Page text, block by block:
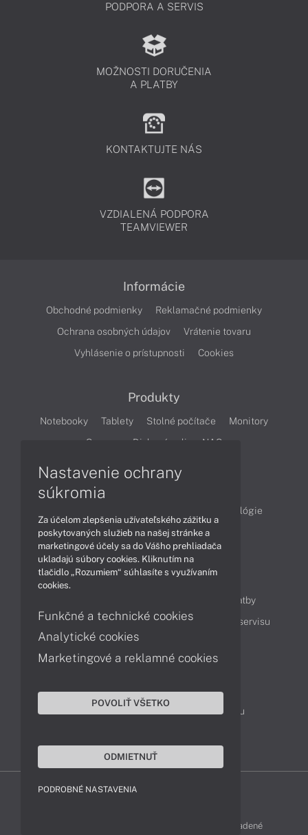
PODPORA A SERVIS
MOŽNOSTI DORUČENIA
A PLATBY
KONTAKTUJTE NÁS
VZDIALENÁ PODPORA
TEAMVIEWER
Informácie
Obchodné podmienky
Reklamačné podmienky
Ochrana osobných údajov
Vrátenie tovaru
Vyhlásenie o prístupnosti
Cookies
Produkty
Notebooky Tablety Stolné počítače
Monitory
Servery
Diskové polia a NAS
Technológie
Videá
Obsah
Možnosti doručenia a platby
Podpora a servis
Servisné služby Cenník servisu
Kontakty
043 4224 771
Obchodné oddelenie
Reklamácia tovaru
FUJITSU-SHOP © 2011 - 2026 Všetky práva vyhradené
Nastavenie ochrany
súkromia
Za účelom zlepšenia užívateľského zážitku a
poskytovaných služieb na našej stránke a
marketingové účely sa do Vášho prehliadača
ukladajú súbory cookies. Kliknutím na
tlačidlo „Rozumiem“ súhlasíte s využívaním
cookies.
Funkčné a technické cookies
Analytické cookies
Marketingové a reklamné cookies
POVOLIŤ VŠETKO
ODMIETNUŤ
PODROBNÉ NASTAVENIA